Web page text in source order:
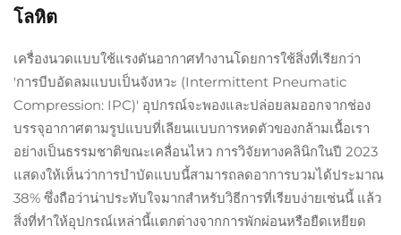
โลหิต
เครื่องนวดแบบใช้แรงดันอากาศทำงานโดยการใช้สิ่งที่เรียกว่า
'การบีบอัดลมแบบเป็นจังหวะ (Intermittent Pneumatic
Compression: IPC)' อุปกรณ์จะพองและปล่อยลมออกจากช่อง
บรรจุอากาศตามรูปแบบที่เลียนแบบการหดตัวของกล้ามเนื้อเรา
อย่างเป็นธรรมชาติขณะเคลื่อนไหว การวิจัยทางคลินิกในปี 2023
แสดงให้เห็นว่าการบำบัดแบบนี้สามารถลดอาการบวมได้ประมาณ
38% ซึ่งถือว่าน่าประทับใจมากสำหรับวิธีการที่เรียบง่ายเช่นนี้ แล้ว
สิ่งที่ทำให้อุปกรณ์เหล่านี้แตกต่างจากการพักผ่อนหรือยืดเหยียด